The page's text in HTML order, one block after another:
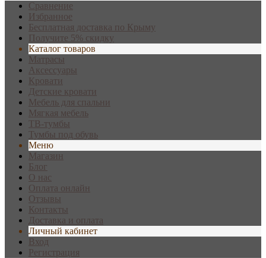
Сравнение
Избранное
Бесплатная доставка по Крыму
Получите 5% скидку
Каталог товаров
Матрасы
Аксессуары
Кровати
Детские кровати
Мебель для спальни
Мягкая мебель
ТВ-тумбы
Тумбы под обувь
Меню
Магазин
Блог
О нас
Оплата онлайн
Отзывы
Контакты
Доставка и оплата
Личный кабинет
Вход
Регистрация